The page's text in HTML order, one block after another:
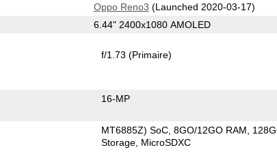
Oppo Reno3 (Launched 2020-03-17)
6.44" 2400x1080 AMOLED
f/1.73(Primaire)
16-MP
MT6885Z) SoC 8GO/12GO RAM
Storage MicroSDXC